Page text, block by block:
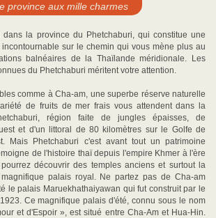
province aux mille charmes
dans la province du Phetchaburi, qui constitue une
sur le chemin qui vous mène plus au
balnéaires de la Thaïlande méridionale. Les
du Phetchaburi méritent votre attention.
comme à Cha-am, une superbe réserve naturelle
de fruits de mer frais vous attendent dans la
région faite de jungles épaisses, de
et d'un littoral de 80 kilomètres sur le Golfe de
Mais Phetchaburi c'est avant tout un patrimoine
de l'histoire thaï depuis l'empire Khmer à l'ère
découvrir des temples anciens et surtout la
palais royal. Ne partez pas de Cha-am
le palais Maruekhathaiyawan qui fut construit par le
Ce magnifique palais d'été, connu sous le nom
et d'Espoir », est situé entre Cha-Am et Hua-Hin.